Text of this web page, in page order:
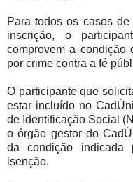
Para todos os casos
inscrição, o
comprovem a condição
por crime contra a fé
O participante que
estar incluído no
de Identificação Social
o órgão gestor do
da condição indicada
isenção.